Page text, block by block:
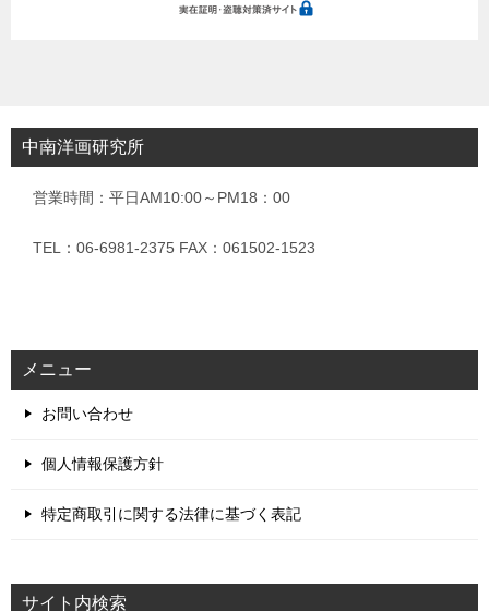
中南洋画研究所
営業時間：平日AM10:00～PM18：00
TEL：06-6981-2375 FAX：061502-1523
メニュー
お問い合わせ
個人情報保護方針
特定商取引に関する法律に基づく表記
サイト内検索